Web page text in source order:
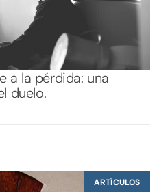
a la pérdida: una
duelo.
ARTÍCULOS